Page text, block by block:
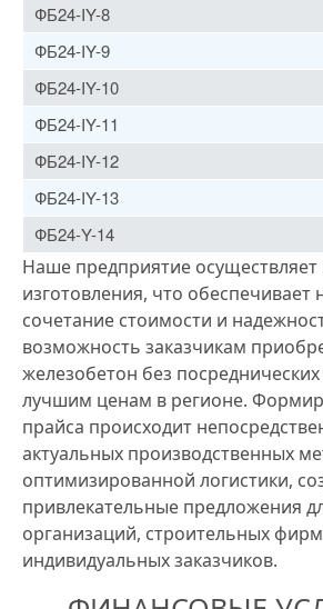
ФБ24-IY-8
ФБ24-IY-9
ФБ24-IY-10
ФБ24-IY-11
ФБ24-IY-12
ФБ24-IY-13
ФБ24-Y-14
Наше предприятие
изготовления, что обеспечивает
сочетание стоимости и
возможность заказчикам
железобетон без
лучшим ценам в регионе.
прайса происходит
актуальных производственных
оптимизированной логистики,
привлекательные предложения
организаций, строительных
индивидуальных заказчиков.